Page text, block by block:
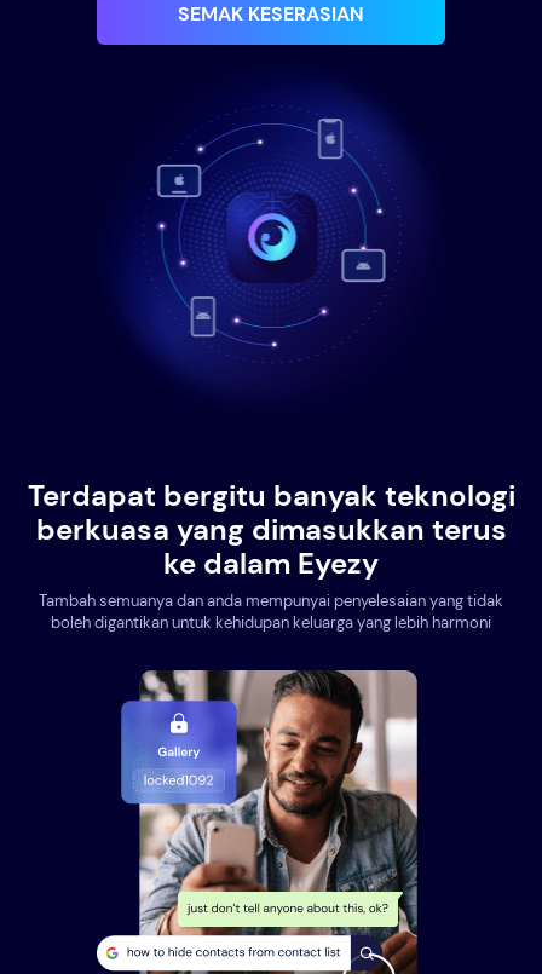
SEMAK KESERASIAN
Terdapat bergitu banyak teknologi
berkuasa yang dimasukkan terus
ke dalam Eyezy
Tambah semuanya dan anda mempunyai penyelesaian yang tidak
boleh digantikan untuk kehidupan keluarga yang lebih harmoni